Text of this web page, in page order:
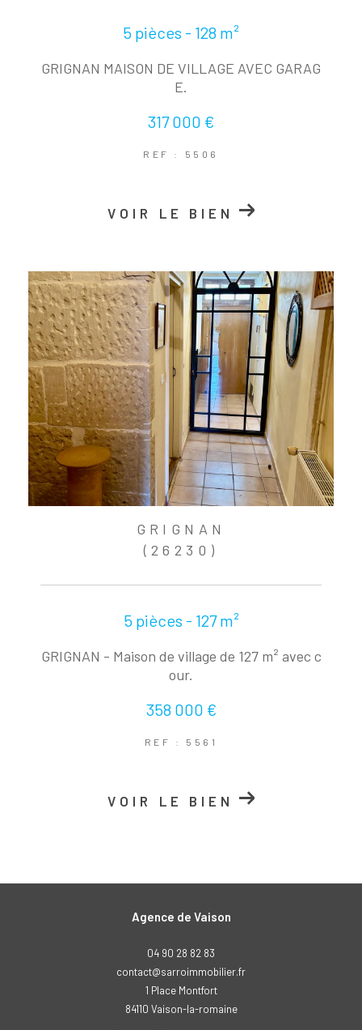
5 pièces - 128 m²
GRIGNAN MAISON DE VILLAGE AVEC GARAG
E.
317 000 €
REF : 5506
VOIR LE BIEN
GRIGNAN
(26230)
5 pièces - 127 m²
GRIGNAN - Maison de village de 127 m² avec c
our.
358 000 €
REF : 5561
VOIR LE BIEN
Agence de Vaison
04 90 28 82 83
contact@sarroimmobilier.fr
1 Place Montfort
84110
vaison-la-romaine